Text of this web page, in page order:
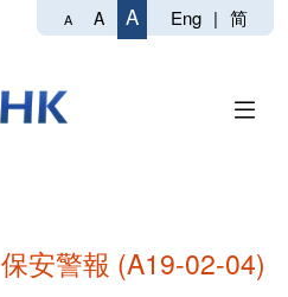
A A A Eng | 简
保安警報 (A19-02-04)